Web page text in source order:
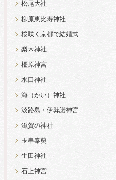
松尾大社
柳原恵比寿神社
桜咲く京都で結婚式
梨木神社
橿原神宮
水口神社
海（かい）神社
淡路島・伊弉諾神宮
滋賀の神社
玉串奉奠
生田神社
石上神宮